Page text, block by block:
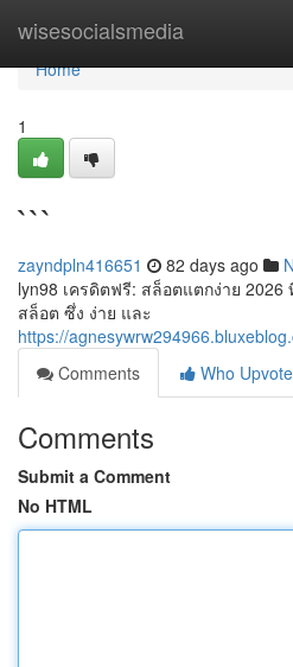
wisesocialsmedia
Home
Home
1
```
zayndpln416651 82 days ago
lyn98 เครดิตฟรี: สล็อตแตกง่าย 2026
สล็อต ซึ่ง ง่าย และ
https://
Comments
Who
Comments
Submit a Comment
No HTML